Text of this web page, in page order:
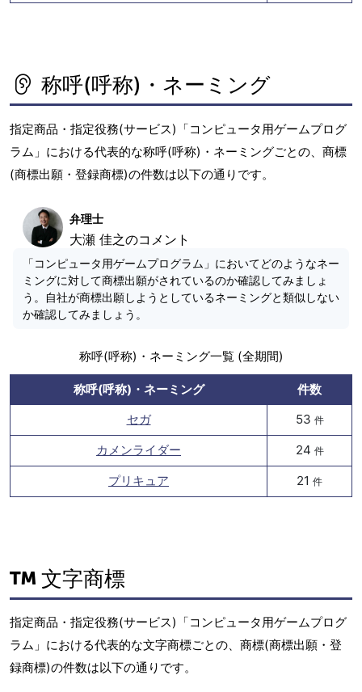
称呼(呼称)・ネーミング
指定商品・指定役務(サービス)「コンピュータ用ゲームプログ
ラム」における代表的な称呼(呼称)・ネーミングごとの、商標
(商標出願・登録商標)の件数は以下の通りです。
弁理士
大瀬 佳之のコメント
「コンピュータ用ゲームプログラム」においてどのようなネー
ミングに対して商標出願がされているのか確認してみましょ
う。自社が商標出願しようとしているネーミングと類似しない
か確認してみましょう。
称呼(呼称)・ネーミング一覧 (全期間)
称呼(呼称)・ネーミング
件数
セガ
53 件
カメンライダー 24 件
プリキュア 21 件
文字商標
指定商品・指定役務(サービス)「コンピュータ用ゲームプログ
ラム」における代表的な文字商標ごとの、商標(商標出願・登
録商標)の件数は以下の通りです。